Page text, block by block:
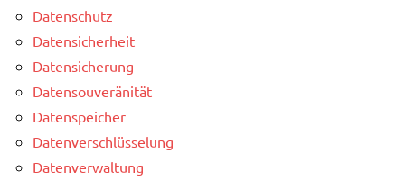
Datenschutz
Datensicherheit
Datensicherung
Datensouveränität
Datenspeicher
Datenverschlüsselung
Datenverwaltung